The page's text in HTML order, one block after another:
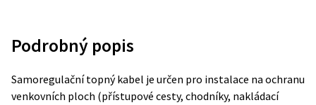
Podrobný popis
Samoregulační topný kabel je určen pro instalace na ochranu
venkovních ploch (přístupové cesty, chodníky, nakládací